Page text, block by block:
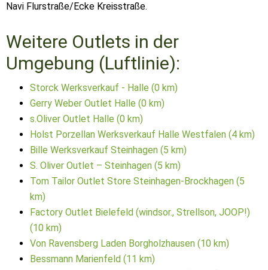
Navi Flurstraße/Ecke Kreisstraße.
Weitere Outlets in der
Umgebung (Luftlinie):
Storck Werksverkauf - Halle (0 km)
Gerry Weber Outlet Halle (0 km)
s.Oliver Outlet Halle (0 km)
Holst Porzellan Werksverkauf Halle Westfalen (4 km)
Bille Werksverkauf Steinhagen (5 km)
S. Oliver Outlet – Steinhagen (5 km)
Tom Tailor Outlet Store Steinhagen-Brockhagen (5
km)
Factory Outlet Bielefeld (windsor., Strellson, JOOP!)
(10 km)
Von Ravensberg Laden Borgholzhausen (10 km)
Bessmann Marienfeld (11 km)